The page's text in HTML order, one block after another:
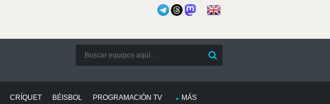
CRÍQUET BÉISBOL PROGRAMACIÓN TV MÁS